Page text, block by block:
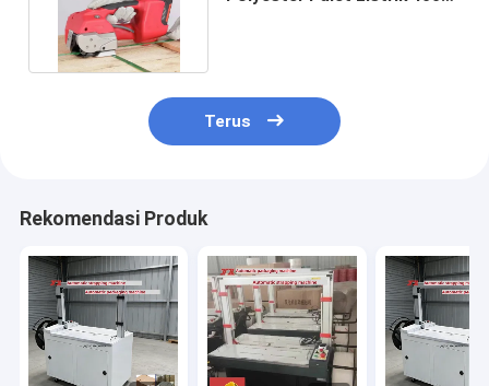
Terus
Rekomendasi Produk